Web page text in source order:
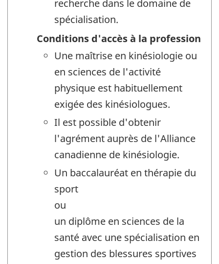
recherche dans le domaine de
spécialisation.
Conditions d'accès à la profession
Une maîtrise en kinésiologie ou
en sciences de l'activité
physique est habituellement
exigée des kinésiologues.
Il est possible d'obtenir
l'agrément auprès de l'Alliance
canadienne de kinésiologie.
Un baccalauréat en thérapie du
sport
ou
un diplôme en sciences de la
santé avec une spécialisation en
gestion des blessures sportives